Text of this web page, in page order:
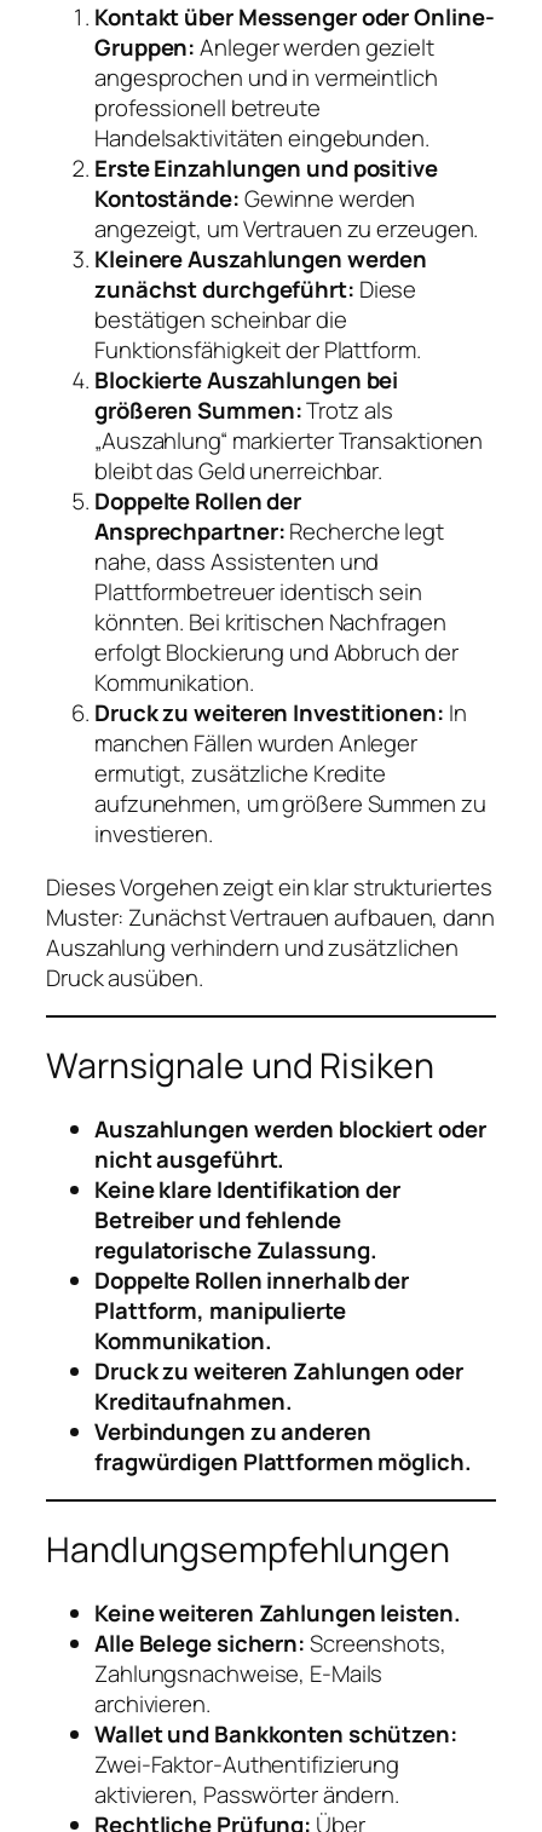
Kontakt über Messenger oder Online-
Gruppen:Anleger werden gezielt
angesprochen und in vermeintlich
professionell betreute
Handelsaktivitäten eingebunden.
Erste Einzahlungen und positive
Kontostände:Gewinne werden
angezeigt, um Vertrauen zu erzeugen.
Kleinere Auszahlungen werden
zunächst durchgeführt: Diese
bestätigen scheinbar die
Funktionsfähigkeit der Plattform.
Blockierte Auszahlungen bei
größeren Summen:Trotz als
„Auszahlung“ markierter Transaktionen
bleibt das Geld unerreichbar.
Doppelte Rollen der
Ansprechpartner:Recherche legt
nahe, dass Assistenten und
Plattformbetreuer identisch sein
könnten. Bei kritischen Nachfragen
erfolgt Blockierung und Abbruch der
Kommunikation.
Druck zu weiteren Investitionen: In
manchen Fällen wurden Anleger
ermutigt, zusätzliche Kredite
aufzunehmen, um größere Summen zu
investieren.
Dieses Vorgehen zeigt ein klar strukturiertes
Muster: Zunächst Vertrauen aufbauen, dann
Auszahlung verhindern und zusätzlichen
Druck ausüben.
Warnsignale und Risiken
Auszahlungen werden blockiert oder
nicht ausgeführt.
Keine klare Identifikation der
Betreiber und fehlende
regulatorische Zulassung.
Doppelte Rollen innerhalb der
Plattform, manipulierte
Kommunikation.
Druck zu weiteren Zahlungen oder
Kreditaufnahmen.
Verbindungen zu anderen
fragwürdigen Plattformen möglich.
Handlungsempfehlungen
Keine weiteren Zahlungen leisten.
Alle Belege sichern:Screenshots,
Zahlungsnachweise, E-Mails
archivieren.
Wallet und Bankkonten schützen:
Zwei-Faktor-Authentifizierung
aktivieren, Passwörter ändern.
Rechtliche Prüfung: Über